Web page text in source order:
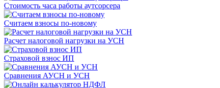
Стоимость часа работы аутсорсера
Считаем взносы по-новому
Расчет налоговой нагрузки на УСН
Страховой взнос ИП
Сравнения АУСН и УСН